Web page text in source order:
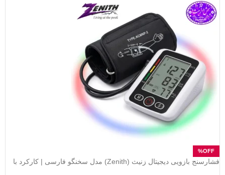
فشارسنج بازویی دیجیتال زنیث (Zenith) مدل سخنگو فارسی | کارکرد با